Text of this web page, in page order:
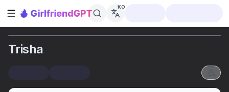
사이드바 열기
KO
Trisha